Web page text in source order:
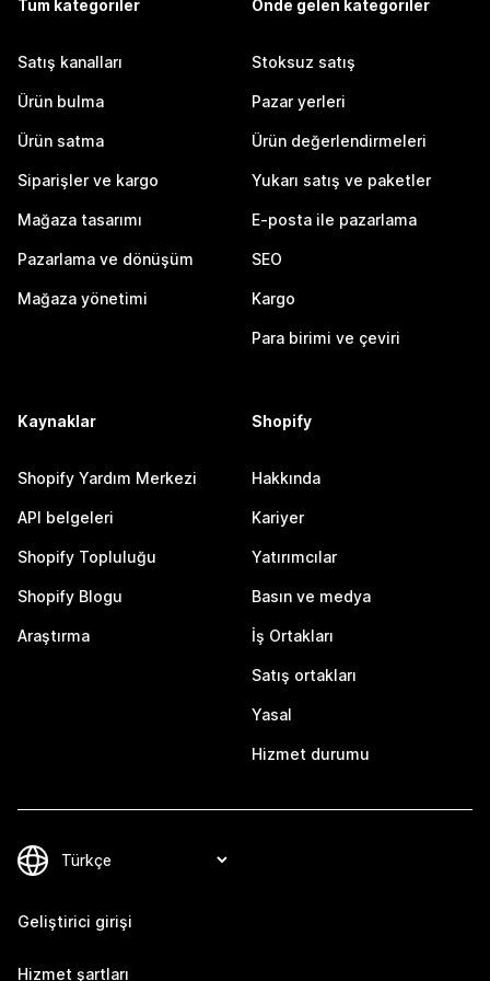
Tüm kategoriler
Satış kanalları
Ürün bulma
Ürün satma
Siparişler ve kargo
Mağaza tasarımı
Pazarlama ve dönüşüm
Mağaza yönetimi
Önde gelen kategoriler
Stoksuz satış
Pazar yerleri
Ürün değerlendirmeleri
Yukarı satış ve paketler
E-posta ile pazarlama
SEO
Kargo
Para birimi ve çeviri
Kaynaklar
Shopify Yardım Merkezi
API belgeleri
Shopify Topluluğu
Shopify Blogu
Araştırma
Shopify
Hakkında
Kariyer
Yatırımcılar
Basın ve medya
İş Ortakları
Satış ortakları
Yasal
Hizmet durumu
Geliştirici girişi
Hizmet şartları